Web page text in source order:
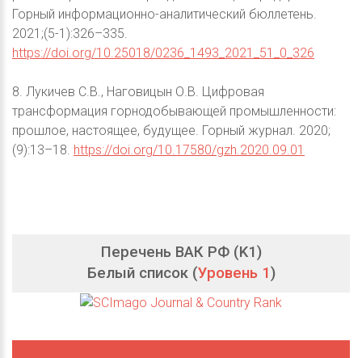
Горный информационно-аналитический бюллетень.
2021;(5-1):326–335.
https://doi.org/10.25018/0236_1493_2021_51_0_326
8. Лукичев С.В., Наговицын О.В. Цифровая
трансформация горнодобывающей промышленности:
прошлое, настоящее, будущее. Горный журнал. 2020;
(9):13–18. https://doi.org/10.17580/gzh.2020.09.01
Перечень ВАК РФ (K1)
Белый список (Уровень 1)